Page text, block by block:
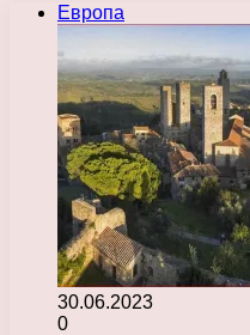
Европа
30.06.2023
0